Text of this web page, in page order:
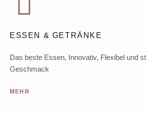
ESSEN & GETRÄNKE
Das beste Essen, Innovativ, Flexibel und
Geschmack
MEHR